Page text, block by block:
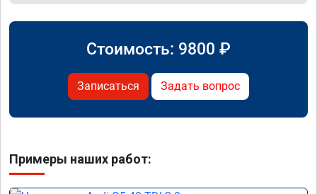
Стоимость: 9800 ₽
Записаться Задать вопрос
Примеры наших работ: